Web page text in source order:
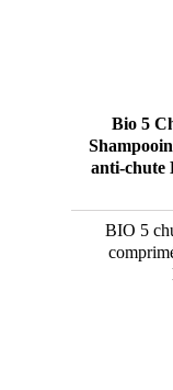
Bio 5
anti-chute
BIO 5